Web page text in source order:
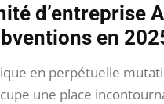
d’entreprise
en
en perpétuelle
une place